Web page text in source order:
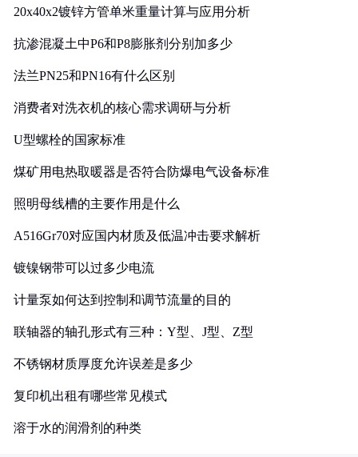
20x40x2镀锌方管单米重量计算与应用分析
抗渗混凝土中P6和P8膨胀剂分别加多少
法兰PN25和PN16有什么区别
消费者对洗衣机的核心需求调研与分析
U型螺栓的国家标准
煤矿用电热取暖器是否符合防爆电气设备标准
照明母线槽的主要作用是什么
A516Gr70对应国内材质及低温冲击要求解析
镀镍钢带可以过多少电流
计量泵如何达到控制和调节流量的目的
联轴器的轴孔形式有三种：Y型、J型、Z型
不锈钢材质厚度允许误差是多少
复印机出租有哪些常见模式
溶于水的润滑剂的种类